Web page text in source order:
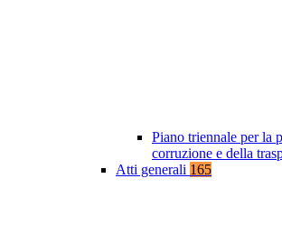
Piano triennale per la
corruzione e della
Atti generali 165